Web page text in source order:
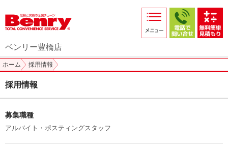
採用情報
店舗からのお知らせ
店舗日記
プライバシーポリシー
ベンリー豊橋店
ホーム 採用情報
採用情報
募集職種
アルバイト・ポスティングスタッフ